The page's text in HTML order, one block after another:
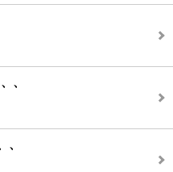
、
、